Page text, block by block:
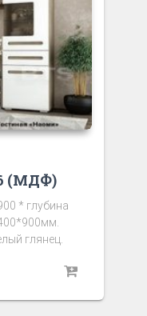
(МДФ)
* глубина
глянец.